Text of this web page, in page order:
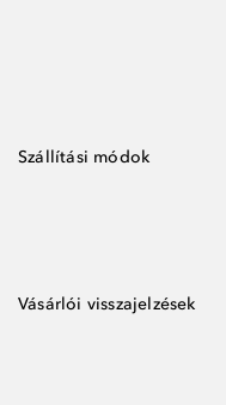
Szállítási módok
Vásárlói visszajelzések